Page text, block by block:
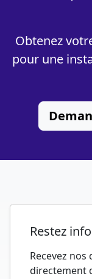
Obtenez
pour une
Restez
Recevez
directement